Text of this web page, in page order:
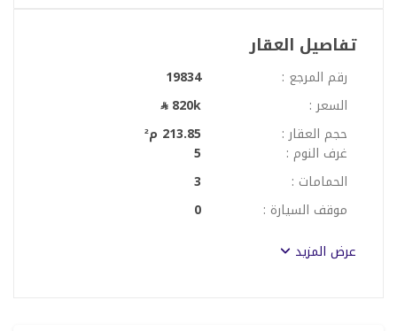
رقم ترخيص الإعلان: 7200999278
رقم رخصة فال: 1200019203
رقم الجوال: +966536413003
تفاصيل العقار
رقم المرجع :
19834
السعر :
820k
حجم العقار :
213.85 م²
غرف النوم :
5
الحمامات :
3
موقف السيارة :
0
عرض المزيد